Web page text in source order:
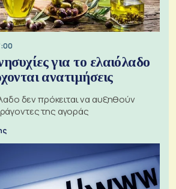
για το ελαιόλαδο
ανατιμήσεις
δεν πρόκειται να αυξηθούν
της αγοράς